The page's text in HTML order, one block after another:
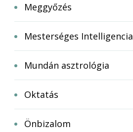
Meggyőzés
Mesterséges Intelligencia
Mundán asztrológia
Oktatás
Önbizalom